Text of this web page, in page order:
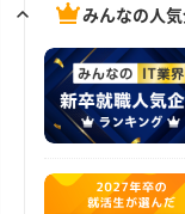
みんなの人